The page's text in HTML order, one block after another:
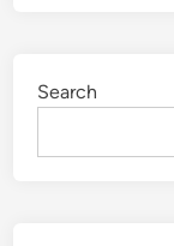
e
a
Search